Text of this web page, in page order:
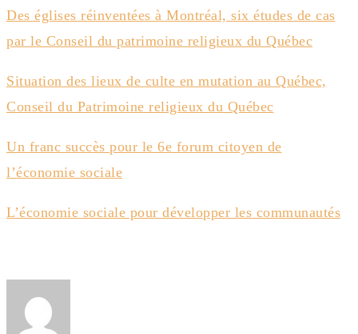
Des églises réinventées à Montréal, six études de cas
par le Conseil du patrimoine religieux du Québec
Situation des lieux de culte en mutation au Québec,
Conseil du Patrimoine religieux du Québec
Un franc succès pour le 6e forum citoyen de
l’économie sociale
L’économie sociale pour développer les communautés